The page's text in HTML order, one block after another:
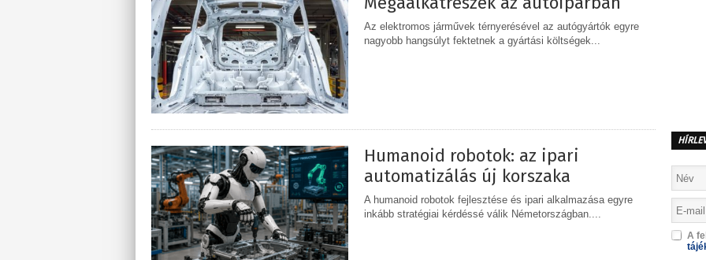
Az elektromos járművek térnyerésével az autógyártók egyre
nagyobb hangsúlyt fektetnek a gyártási költségek...
Humanoid robotok: az ipari
automatizálás új korszaka
A humanoid robotok fejlesztése és ipari alkalmazása egyre
inkább stratégiai kérdéssé válik Németországban....
A